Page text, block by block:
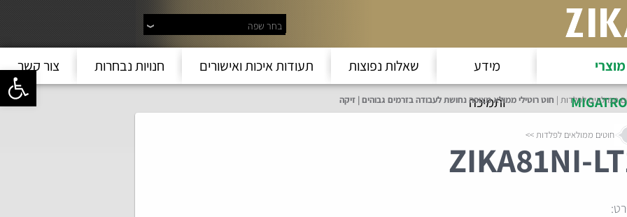
פתח
בחר שפה
מוצרי
מידע
ותמיכה
שאלות נפוצות תעודות איכות ואישורים חנויות נבחרות צור קשר
ממולאים לפלדות חוט רוטילי ממולא מצופה נחושת לעבודה בזרמים גבוהים | זיקה
חוטים ממולאים לפלדות
ZIKA81NI-